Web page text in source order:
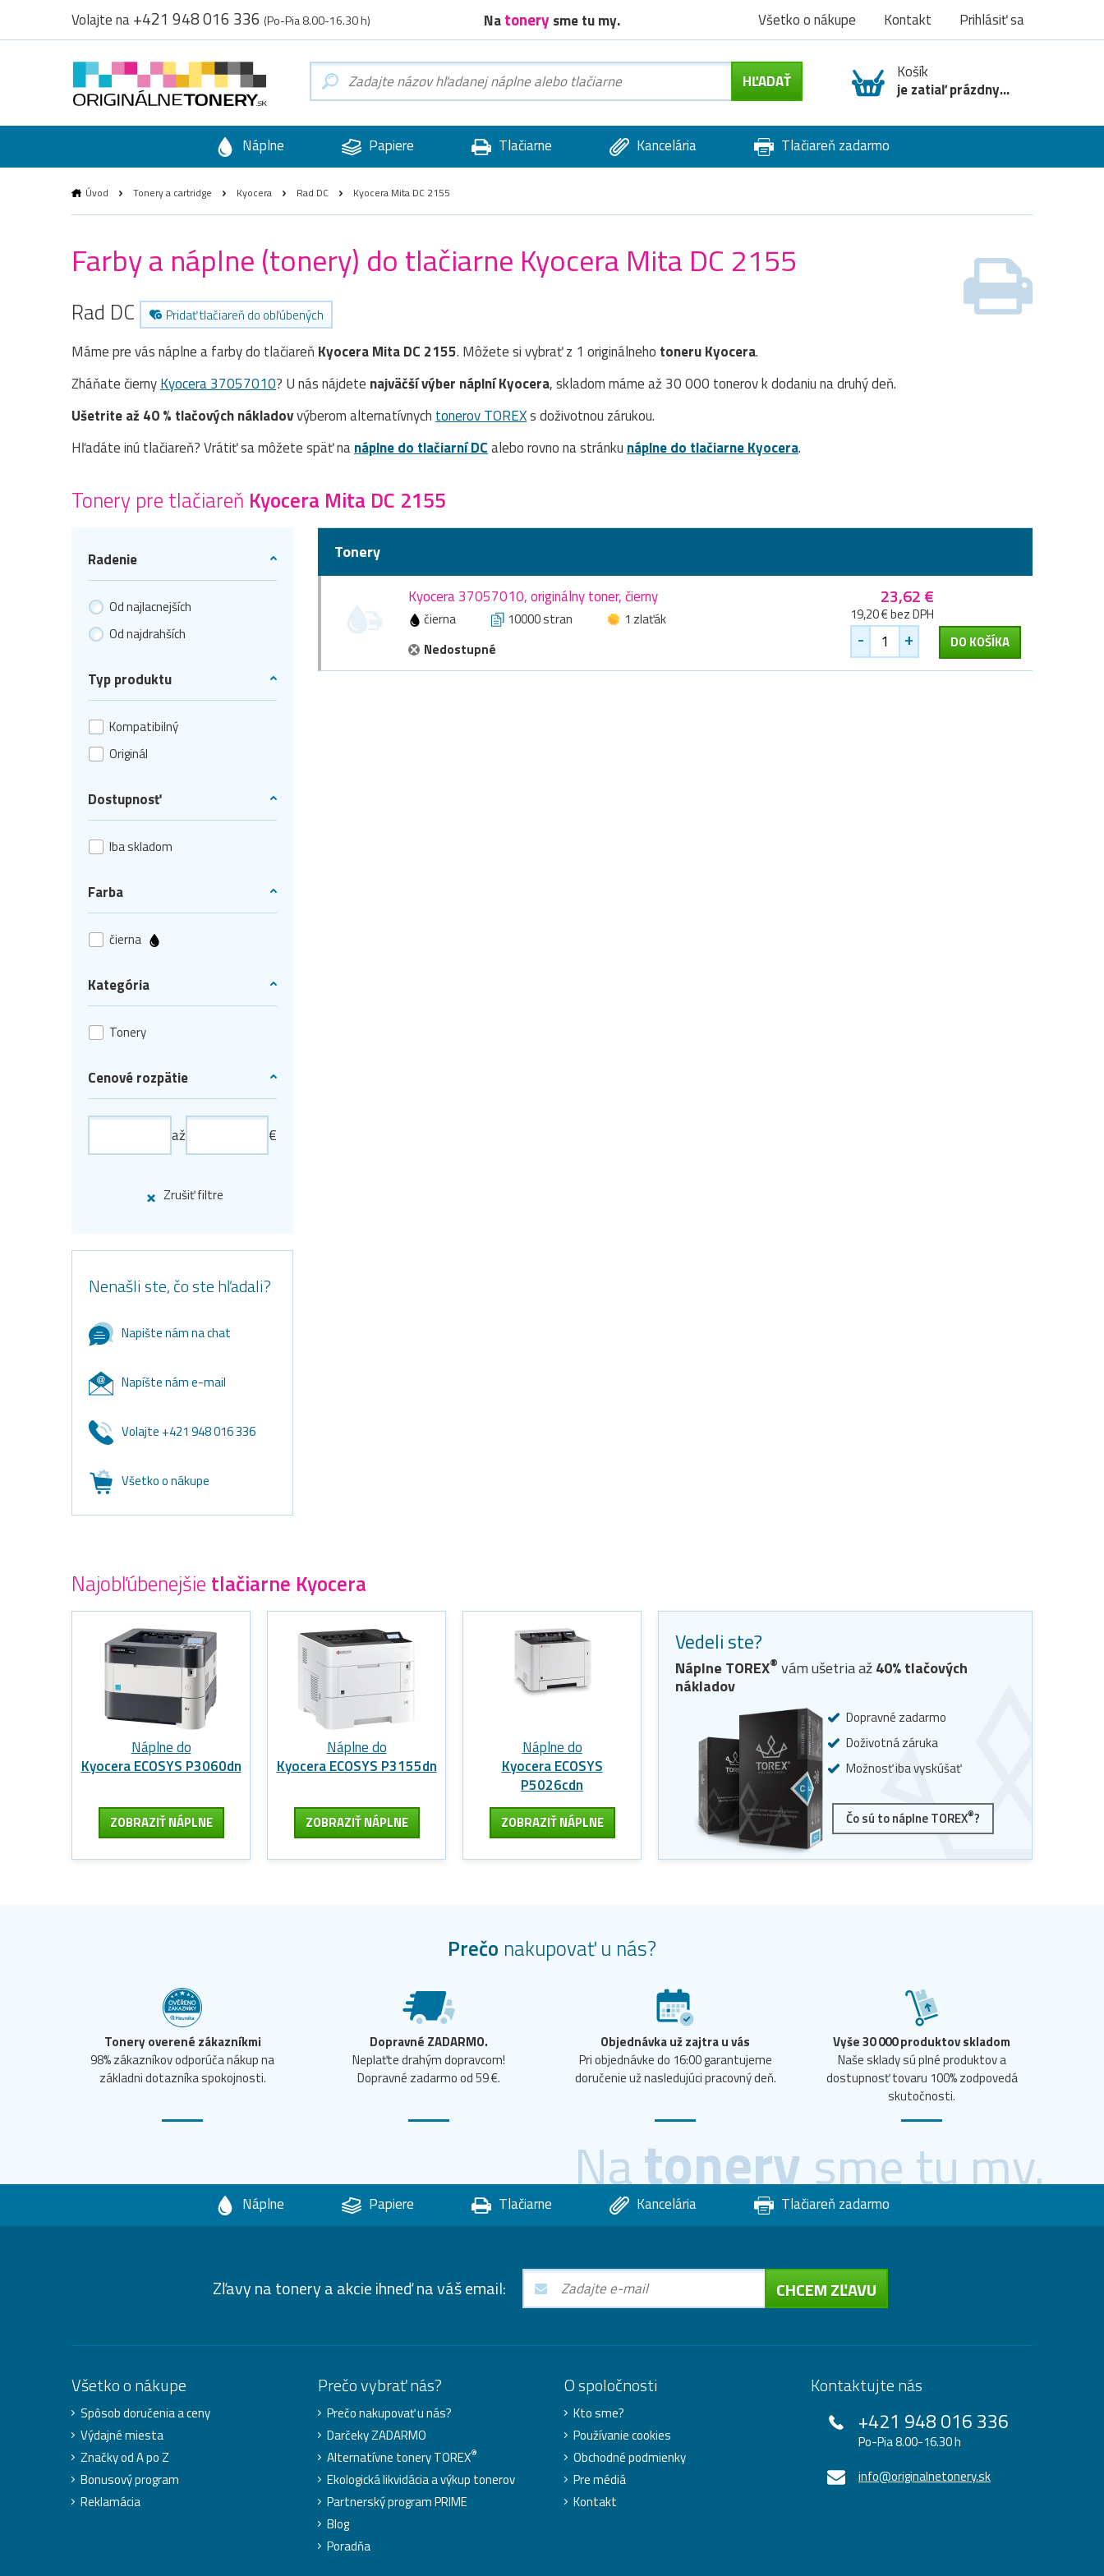
Volajte na+421 948 016 336 (Po-Pia 8.00-16.30 h) Natonery sme tu my. Všetko o nákupe Kontakt Prihlásiť sa
Košík
je zatiaľ prázdny...
Náplne Papiere Tlačiarne Kancelária Tlačiareň zadarmo
Úvod Tonery a cartridge Kyocera Rad DC Kyocera Mita DC 2155
Farby a náplne (tonery) do tlačiarne Kyocera Mita DC 2155
Rad DC Pridať tlačiareň do obľúbených
Máme pre vás náplne a farby do tlačiareň Kyocera Mita DC 2155. Môžete si vybrať z 1 originálneho toneruKyocera.
Zháňate čiernyKyocera 37057010? U nás nájdete najväčší výber náplní Kyocera, skladom máme až 30 000 tonerov k dodaniu na druhý deň.
Ušetrite až 40 % tlačových nákladovvýberom alternatívnych tonerov TOREXs doživotnou zárukou.
Hľadáte inú tlačiareň? Vrátiť sa môžete späť nanáplne do tlačiarní DCalebo rovno na stránku náplne do tlačiarne Kyocera.
Tonery pre tlačiareň Kyocera Mita DC 2155
Radenie
Od najlacnejších
Od najdrahších
Typ produktu
Kompatibilný
Originál
Dostupnosť
Iba skladom
Farba
čierna
Kategória
Tonery
Cenové rozpätie
až €
Zrušiť filtre
Nenašli ste, čo ste hľadali?
Napište nám na chat
Napíšte nám e-mail
Volajte +421 948 016 336
Všetko o nákupe
Tonery
Kyocera 37057010, originálny toner, čierny
čierna 10000 stran
1 zlaťák
Nedostupné
23,62 €
19,20 € bez DPH
- + DO KOŠÍKA
Najobľúbenejšie tlačiarne Kyocera
Náplne do
Kyocera ECOSYS P3060dn
ZOBRAZIŤ NÁPLNE
Náplne do
Kyocera ECOSYS P3155dn
ZOBRAZIŤ NÁPLNE
Náplne do
Kyocera ECOSYS
P5026cdn
ZOBRAZIŤ NÁPLNE
Vedeli ste?
Náplne TOREX® vám ušetria až40% tlačových
nákladov
Dopravné zadarmo
Doživotná záruka
Možnosť iba vyskúšať
Čo sú to náplne TOREX®?
Prečo nakupovať u nás?
Tonery overené zákazníkmi
98% zákazníkov odporúča nákup na
základni dotazníka spokojnosti.
Dopravné ZADARMO.
Neplaťte drahým dopravcom!
Dopravné zadarmo od 59 €.
Objednávka už zajtra u vás
Pri objednávke do 16:00 garantujeme
doručenie už nasledujúci pracovný deň.
Vyše 30 000 produktov skladom
Naše sklady sú plné produktov a
dostupnosť tovaru 100% zodpovedá
skutočnosti.
Natonerysme tu my.
Náplne Papiere Tlačiarne Kancelária Tlačiareň zadarmo
Zľavy na tonery a akcie ihneď na váš email: CHCEM ZĽAVU
Všetko o nákupe
Spôsob doručenia a ceny
Výdajné miesta
Značky od A po Z
Bonusový program
Reklamácia
Prečo vybrať nás?
Prečo nakupovať u nás?
Darčeky ZADARMO
Alternatívne tonery TOREX®
Ekologická likvidácia a výkup tonerov
Partnerský program PRIME
Blog
Poradňa
O spoločnosti
Kto sme?
Používanie cookies
Obchodné podmienky
Pre médiá
Kontakt
Kontaktujte nás
+421 948 016 336
Po-Pia 8.00-16.30 h
info@originalnetonery.sk